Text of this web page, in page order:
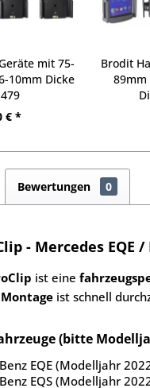
mit 75-
10mm Dicke
€ *
Brodit
89mm
Bewertungen 0
- Mercedes EQE /
ist eine
ist schnell
(bitte
EQE (Modelljahr
EQS (Modelljahr